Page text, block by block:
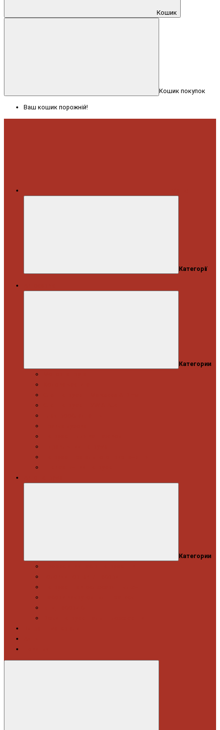
Кошик
Кошик покупок
Ваш кошик порожній!
Категорії
Категории
Категории